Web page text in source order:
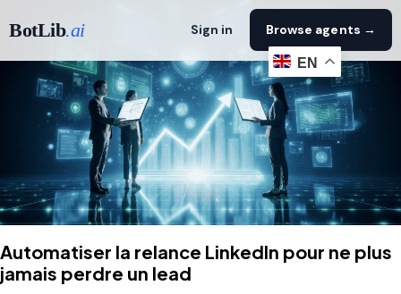
BotLib.ai Sign in Browse agents →
Automatiser la relance LinkedIn pour ne plus
jamais perdre un lead
EN